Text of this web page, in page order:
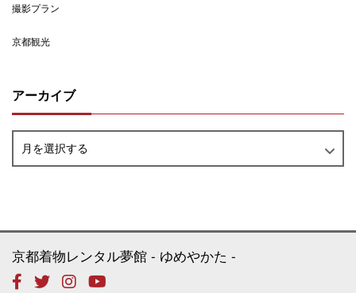
撮影プラン
京都観光
アーカイブ
月を選択する
京都着物レンタル夢館 ゆめやかた